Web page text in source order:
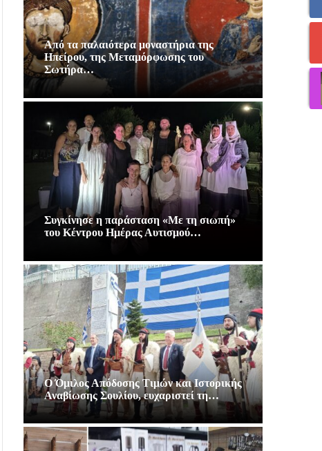
Από τα παλαιότερα μοναστήρια της
Ηπείρου, της Μεταμόρφωσης του
Σωτήρα…
Συγκίνησε η παράσταση «Με τη σιωπή»
του Κέντρου Ημέρας Αυτισμού…
Ο Όμιλος Απόδοσης Τιμών και Ιστορικής
Αναβίωσης Σουλίου, ευχαριστεί τη…